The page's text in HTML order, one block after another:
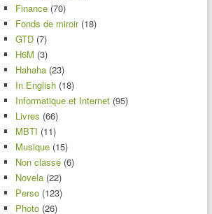
Finance (70)
Fonds de miroir(18)
GTD (7)
H6M (3)
Hahaha (23)
In English (18)
Informatique et Internet (95)
Livres (66)
MBTI (11)
Musique (15)
Non classé (6)
Novela (22)
Perso (123)
Photo (26)